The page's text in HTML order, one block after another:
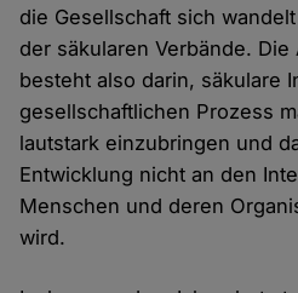
die Gesellschaft sich
der säkularen Verbände. Die
besteht also darin, säkulare
gesellschaftlichen Prozess
lautstark einzubringen und
Entwicklung nicht an den
Menschen und deren
wird.